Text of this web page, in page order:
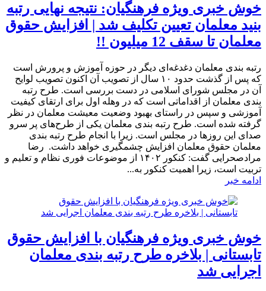
خوش خبری ویژه فرهنگیان: نتیجه نهایی رتبه
بنید معلمان تعیین تکلیف شد | افزایش حقوق
معلمان تا سقف 12 میلیون !!
رتبه بندی معلمان دغدغه‌ای دیگر در حوزه آموزش و پرورش است
که پس از گذشت حدود ۱۰ سال از تصویب آن اکنون تصویب لوایح
آن در مجلس شورای اسلامی در دست بررسی است. طرح رتبه
بندی معلمان از اقداماتی است که در وهله اول برای ارتقای کیفیت
آموزشی و سپس در راستای بهبود وضعیت معیشت معلمان در نظر
گرفته شده است. طرح رتبه بندی معلمان یکی از طرح‌های پر سرو
صدای این روز‌ها در مجلس است. زیرا با انجام طرح رتبه بندی
معلمان حقوق معلمان افزایش چشمگیری خواهد داشت. رضا
مرادصحرایی گفت: کنکور ۱۴۰۲ از موضوعات فوری نظام و تعلیم و
تربیت است، زیرا اهمیت کنکور به...
ادامه خبر
خوش خبری ویژه فرهنگیان با افزایش حقوق
تابستانی | بلاخره طرح رتبه بندی معلمان
اجرایی شد